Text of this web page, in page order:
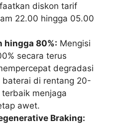
diskon tarif
22.00 hingga 05.00
hingga 80%: Mengisi
secara terus
degradasi
baterai di rentang 20-
menjaga
awet.
Braking: